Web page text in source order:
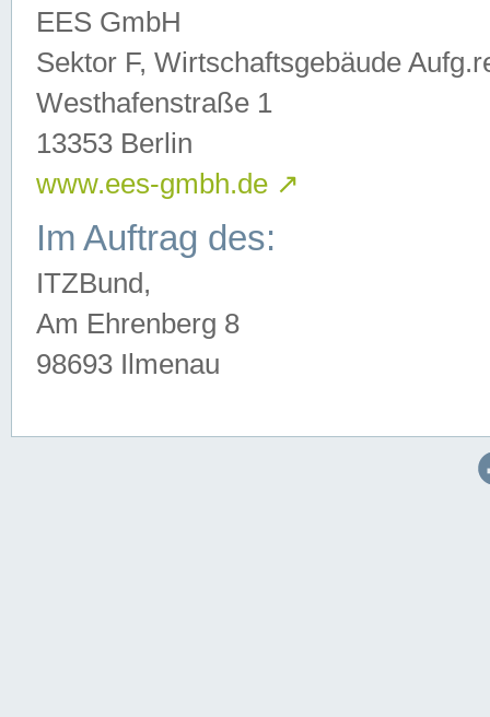
EES GmbH
Sektor F, Wirtschaftsgebäude
Westhafenstraße 1
13353 Berlin
www.ees-gmbh.de ↗
Im Auftrag des:
ITZBund,
Am Ehrenberg 8
98693 Ilmenau